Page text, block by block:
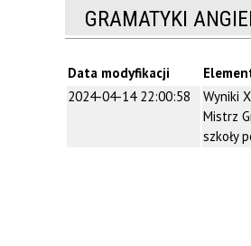
GRAMATYKI
Data modyfikacji
2024-04-14 22:00:58
Wyniki
Mistrz
szkoły